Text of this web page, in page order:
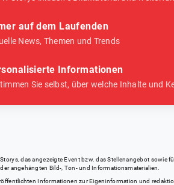
auf dem Laufenden
News, Themen und Trends
Informationen
Sie selbst, über welche Inhalte und
das angezeigte Event bzw. das Stellenangebot sowie
angehängten Bild-, Ton- und Informationsmaterialien.
Informationen zur Eigeninformation und